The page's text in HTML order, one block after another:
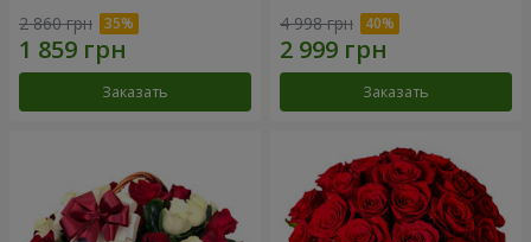
2 860 грн
Заказать
4 998 грн
Заказать